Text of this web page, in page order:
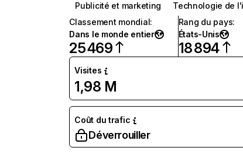
Publicité et marketing
Technologie de
Classement mondial:
Dans le monde entier
25 469
Rang du pays:
États-Unis
18 894
Visites
1,98 M
Coût du trafic
Déverrouiller